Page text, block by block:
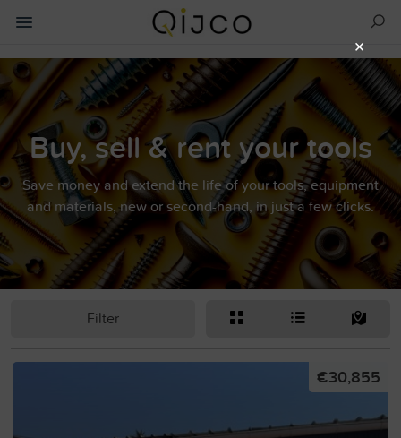
Buy, sell & rent your tools
Save money and extend the life of your tools, equipment
and materials, new or second-hand, in just a few clicks.
Filter
€30,855
×